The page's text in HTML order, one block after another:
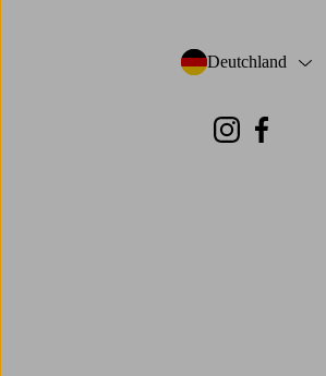
Deutchland
- Land auswählen